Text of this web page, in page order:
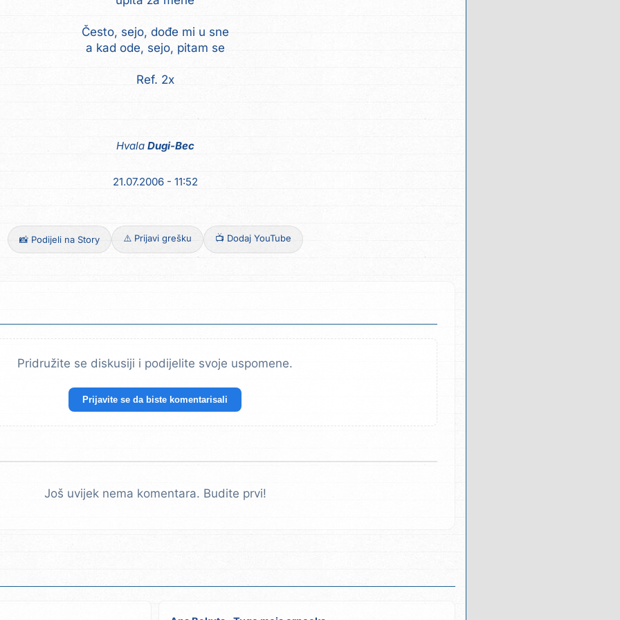
Često, sejo, dođe mi u sne
a kad ode, sejo, pitam se
Ref. 2x
Hvala Dugi-Bec
21.07.2006 - 11:52
📸 Podijeli na Story ⚠️ Prijavi grešku 📺 Dodaj YouTube
Pridružite se diskusiji i podijelite svoje uspomene.
Prijavite se da biste komentarisali
Još uvijek nema komentara. Budite prvi!